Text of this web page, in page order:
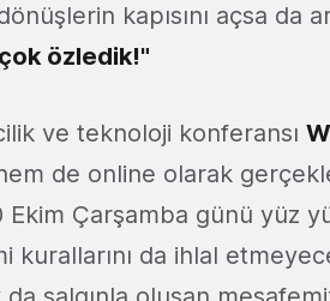
kapısını açsa da
özledik!"
ve teknoloji konferansı
de online olarak
Çarşamba günü yüz
kurallarını da ihlal